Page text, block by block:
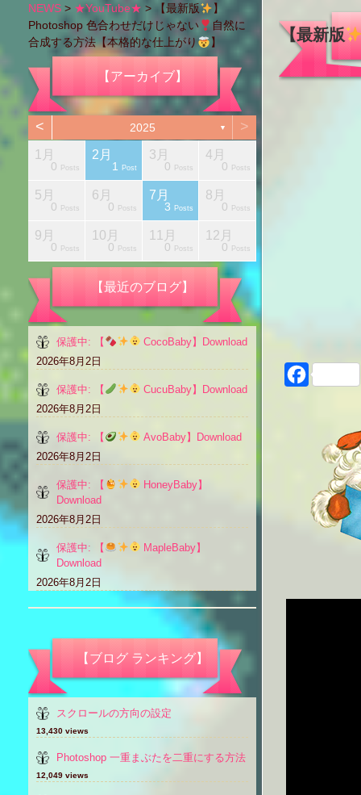
【最新版
NEWS > ★YouTube★ > 【最新版
】
Photoshop 色合わせだけじゃない
自然に
合成する方法【本格的な仕上がり
】
【アーカイブ】
< 2025 ▼ >
1月
0 Posts
2月
1 Post
3月
0 Posts
4月
0 Posts
5月
0 Posts
6月
0 Posts
7月
3 Posts
8月
0 Posts
9月
0 Posts
10月
0 Posts
11月
0 Posts
12月
0 Posts
【最近のブログ】
保護中: 【
CocoBaby】Download
2026年8月2日
保護中: 【
CucuBaby】Download
2026年8月2日
保護中: 【
AvoBaby】Download
2026年8月2日
保護中: 【
HoneyBaby】
Download
2026年8月2日
保護中: 【
MapleBaby】
Download
2026年8月2日
【ブログ ランキング】
スクロールの方向の設定
13,430 views
Photoshop 一重まぶたを二重にする方法
12,049 views